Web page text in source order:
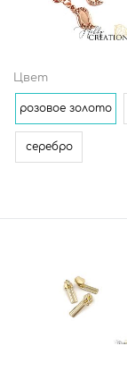
Цвет
розовое золото
серебро